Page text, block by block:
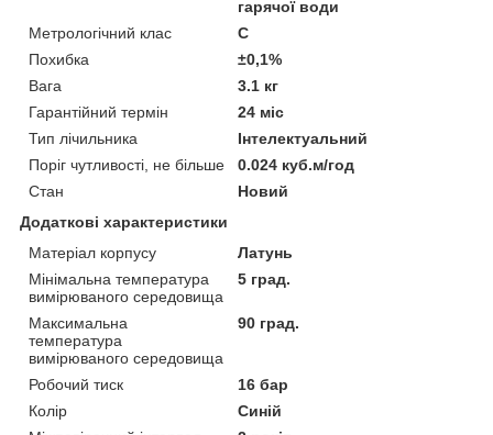
гарячої води
Метрологічний клас
С
Похибка
±0,1%
Вага
3.1 кг
Гарантійний термін
24 міс
Тип лічильника
Інтелектуальний
Поріг чутливості, не більше
0.024 куб.м/год
Стан
Новий
Додаткові характеристики
Матеріал корпусу
Латунь
Мінімальна температура
вимірюваного середовища
5 град.
Максимальна
температура
вимірюваного середовища
90 град.
Робочий тиск
16 бар
Колір
Синій